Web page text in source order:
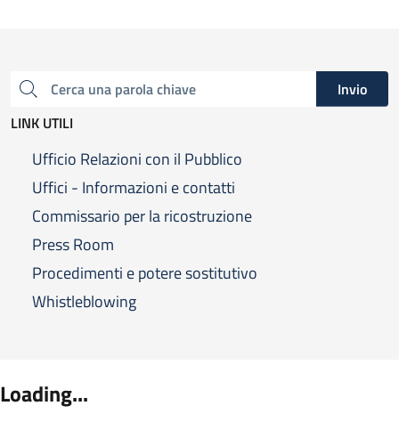
Cerca una parola chiave
Invio
LINK UTILI
Ufficio Relazioni con il Pubblico
Uffici - Informazioni e contatti
Commissario per la ricostruzione
Press Room
Procedimenti e potere sostitutivo
Whistleblowing